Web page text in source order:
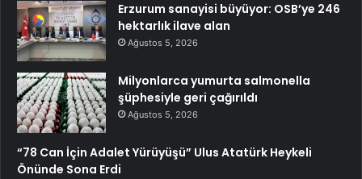
Erzurum sanayisi büyüyor: OSB’ye 246
hektarlık ilave alan
Ağustos 5, 2026
Milyonlarca yumurta salmonella
şüphesiyle geri çağırıldı
Ağustos 5, 2026
“78 Can İçin Adalet Yürüyüşü” Ulus Atatürk Heykeli
Önünde Sona Erdi